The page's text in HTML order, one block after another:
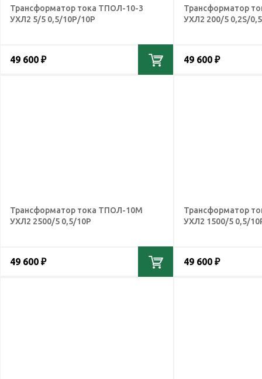
Трансформатор тока ТПОЛ-10-3
УХЛ2 5/5 0,5/10Р/10Р
49 600 ₽
Трансформатор
УХЛ2 200/5 0,2S/
49 600 ₽
Трансформатор тока ТПОЛ-10М
УХЛ2 2500/5 0,5/10Р
49 600 ₽
Трансформатор
УХЛ2 1500/5 0,5/
49 600 ₽